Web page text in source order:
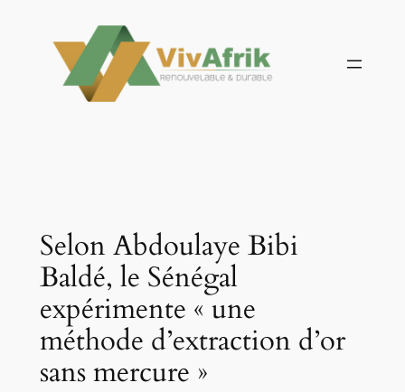
contenu
Selon Abdoulaye Bibi
Baldé, le Sénégal
expérimente « une
méthode d’extraction d’or
sans mercure »